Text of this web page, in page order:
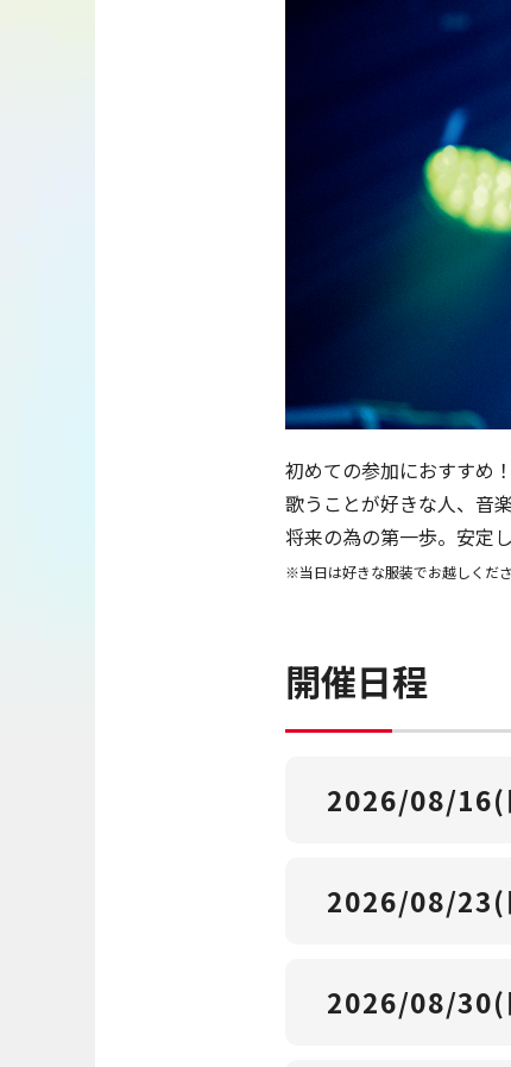
初めての参加におすすめ！
歌うことが好きな人、音
将来の為の第一歩。安定
※当日は好きな服装でお越しくださ
開催日程
2026/08/16(
2026/08/23(
2026/08/30(